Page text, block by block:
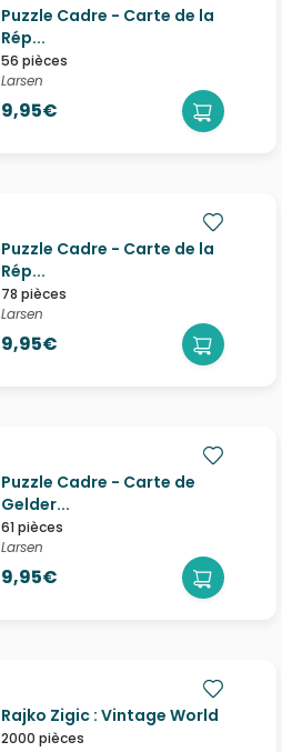
Puzzle Cadre - Carte de la
Rép...
56 pièces
Larsen
9,95€
Puzzle Cadre - Carte de la
Rép...
78 pièces
Larsen
9,95€
Puzzle Cadre - Carte de
Gelder...
61 pièces
Larsen
9,95€
Rajko Zigic : Vintage World
2000 pièces